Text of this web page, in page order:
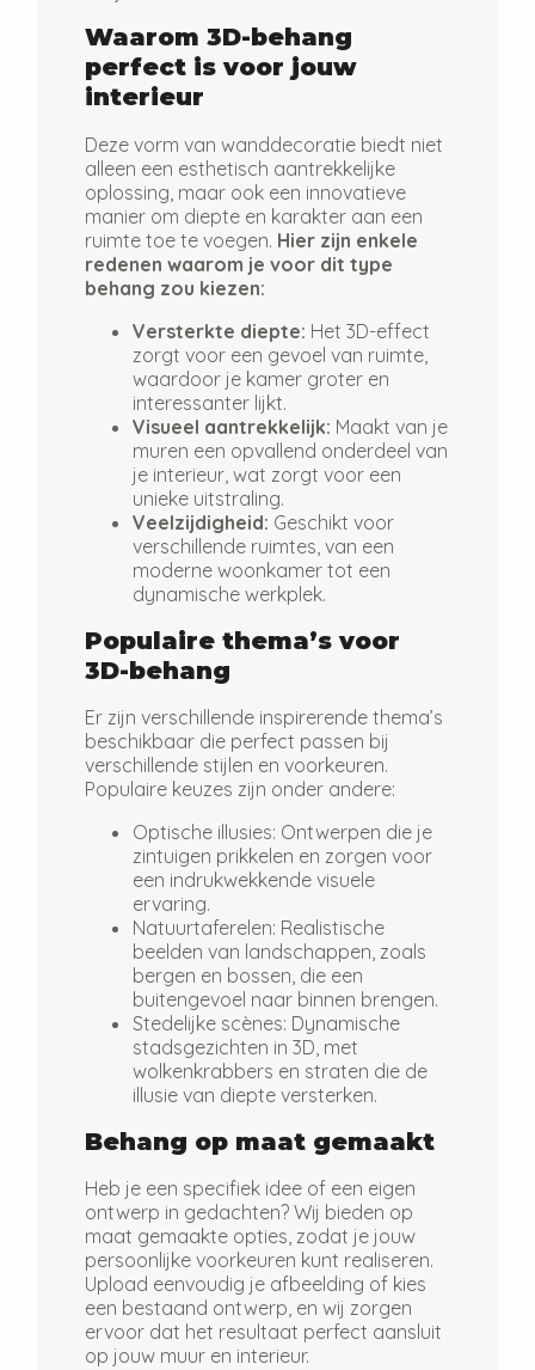
Waarom 3D-behang
perfect is voor jouw
interieur
Deze vorm van wanddecoratie biedt niet
alleen een esthetisch aantrekkelijke
oplossing, maar ook een innovatieve
manier om diepte en karakter aan een
ruimte toe te voegen. Hier zijn enkele
redenen waarom je voor dit type
behang zou kiezen:
Versterkte diepte: Het 3D-effect
zorgt voor een gevoel van ruimte,
waardoor je kamer groter en
interessanter lijkt.
Visueel aantrekkelijk: Maakt van je
muren een opvallend onderdeel van
je interieur, wat zorgt voor een
unieke uitstraling.
Veelzijdigheid: Geschikt voor
verschillende ruimtes, van een
moderne woonkamer tot een
dynamische werkplek.
Populaire thema’s voor
3D-behang
Er zijn verschillende inspirerende thema’s
beschikbaar die perfect passen bij
verschillende stijlen en voorkeuren.
Populaire keuzes zijn onder andere:
Optische illusies: Ontwerpen die je
zintuigen prikkelen en zorgen voor
een indrukwekkende visuele
ervaring.
Natuurtaferelen: Realistische
beelden van landschappen, zoals
bergen en bossen, die een
buitengevoel naar binnen brengen.
Stedelijke scènes: Dynamische
stadsgezichten in 3D, met
wolkenkrabbers en straten die de
illusie van diepte versterken.
Behang op maat gemaakt
Heb je een specifiek idee of een eigen
ontwerp in gedachten? Wij bieden op
maat gemaakte opties, zodat je jouw
persoonlijke voorkeuren kunt realiseren.
Upload eenvoudig je afbeelding of kies
een bestaand ontwerp, en wij zorgen
ervoor dat het resultaat perfect aansluit
op jouw muur en interieur.